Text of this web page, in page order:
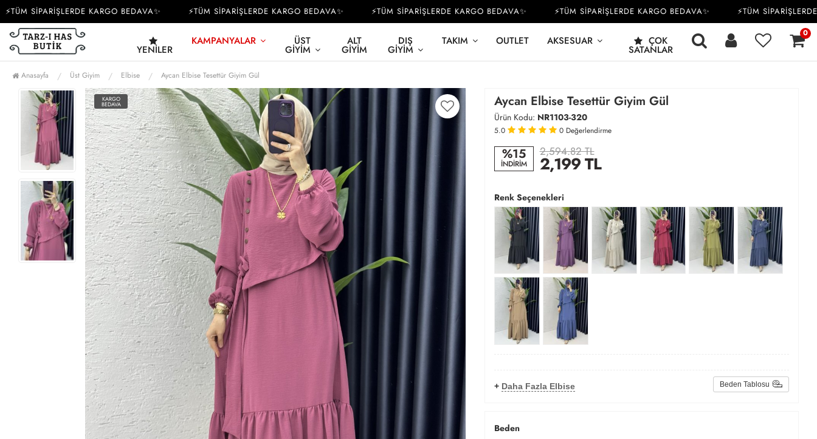
SİPARİŞLERDE KARGO BEDAVA✨ ⚡TÜM SİPARİŞLERDE KARGO BEDAVA✨ ⚡TÜM SİPARİŞLERDE KARGO BEDAVA✨ ⚡TÜM SİPARİŞLERDE KARGO BEDAVA✨ ⚡TÜM SİPARİŞLERDE
YENILER
KAMPANYALAR ÜST
GIYIM
ALT
GIYIM
DIŞ
GIYIM
TAKIM OUTLET AKSESUAR ÇOK
SATANLAR
0
Anasayfa Üst Giyim Elbise Aycan Elbise Tesettür Giyim Gül
KARGO
BEDAVA Aycan Elbise Tesettür Giyim Gül
Ürün Kodu: NR1103-320
5.0 0 Değerlendirme
%15
İNDİRİM
2,594.82 TL
2,199TL
Renk Seçenekleri
+ Daha Fazla Elbise Beden Tablosu
Beden